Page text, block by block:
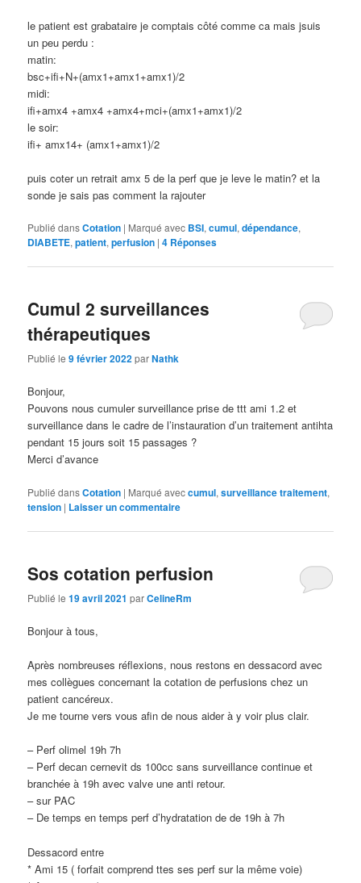
le patient est grabataire je comptais côté comme ca mais jsuis
un peu perdu :
matin:
bsc+ifi+N+(amx1+amx1+amx1)/2
midi:
ifi+amx4 +amx4 +amx4+mci+(amx1+amx1)/2
le soir:
ifi+ amx14+ (amx1+amx1)/2
puis coter un retrait amx 5 de la perf que je leve le matin? et la
sonde je sais pas comment la rajouter
Publié dansCotation | Marqué avec BSI,cumul,dépendance,
DIABETE,patient,perfusion |4 Réponses
Cumul 2 surveillances
thérapeutiques
Publié le9 février 2022parNathk
Bonjour,
Pouvons nous cumuler surveillance prise de ttt ami 1.2 et
surveillance dans le cadre de l’instauration d’un traitement antihta
pendant 15 jours soit 15 passages ?
Merci d’avance
Publié dansCotation | Marqué aveccumul,surveillance traitement,
tension | Laisser un commentaire
Sos cotation perfusion
Publié le19 avril 2021 parCelineRm
Bonjour à tous,
Après nombreuses réflexions, nous restons en dessacord avec
mes collègues concernant la cotation de perfusions chez un
patient cancéreux.
Je me tourne vers vous afin de nous aider à y voir plus clair.
– Perf olimel 19h 7h
– Perf decan cernevit ds 100cc sans surveillance continue et
branchée à 19h avec valve une anti retour.
– sur PAC
– De temps en temps perf d’hydratation de de 19h à 7h
Dessacord entre
* Ami 15 ( forfait comprend ttes ses perf sur la même voie)